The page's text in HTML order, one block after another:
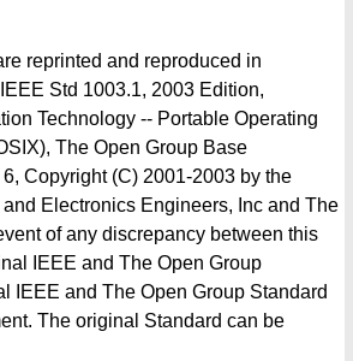
reprinted and reproduced in
Std 1003.1, 2003 Edition,
Technology -- Portable Operating
The Open Group Base
Copyright (C) 2001-2003 by the
and Electronics Engineers, Inc and The
of any discrepancy between this
IEEE and The Open Group
IEEE and The Open Group Standard
The original Standard can be